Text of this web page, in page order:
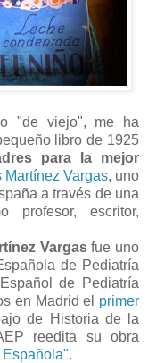
"de viejo", me ha
libro de 1925
para la mejor
Martínez Vargas, uno
a través de una
profesor, escritor,
Vargasfue uno
de Pediatría
de Pediatría
en Madrid el primer
de Historia de la
reedita su obra
.